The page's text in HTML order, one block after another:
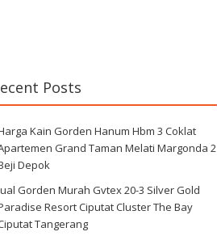
Posts
Kain Gorden Hanum Hbm 3 Coklat
Grand Taman Melati Margonda 2
Depok
Gorden Murah Gvtex 20-3 Silver Gold
Resort Ciputat Cluster The Bay
Tangerang